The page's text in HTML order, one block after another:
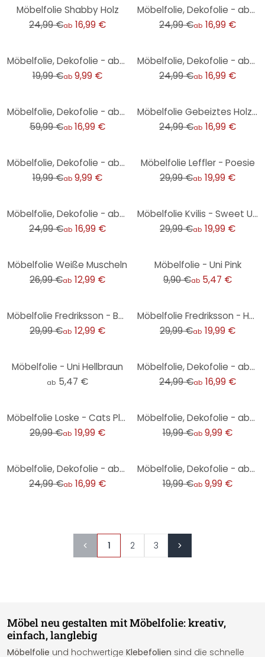
Möbelfolie Shabby Holz
24,99 €ab 16,99 €
Möbelfolie, Dekofolie - abwischbar - Gänseblümchen
24,99 €ab 16,99 €
Möbelfolie, Dekofolie - abwischbar - Marmor 03
19,99 €ab 9,99 €
Möbelfolie, Dekofolie - abwischbar - Tropfen Tribal
24,99 €ab 16,99 €
Möbelfolie, Dekofolie - abwischbar - Farbverlauf Grün
59,99 €ab 16,99 €
Möbelfolie Gebeiztes Holz Rosa
24,99 €ab 16,99 €
Möbelfolie, Dekofolie - abwischbar - Grünes Mosaik
19,99 €ab 9,99 €
Möbelfolie Leffler - Poesie
29,99 €ab 19,99 €
Möbelfolie, Dekofolie - abwischbar - Muster 01
24,99 €ab 16,99 €
Möbelfolie Kvilis - Sweet Unicorns - Eistüten
29,99 €ab 19,99 €
Möbelfolie Weiße Muscheln
26,99 €ab 12,99 €
Möbelfolie - Uni Pink
9,90 €ab 5,47 €
Möbelfolie Fredriksson - Bunte Berge
29,99 €ab 12,99 €
Möbelfolie Fredriksson - Hexagone: Blau und Gold
29,99 €ab 19,99 €
Möbelfolie - Uni Hellbraun
ab 5,47 €
Möbelfolie, Dekofolie - abwischbar - Barock Schwarz
24,99 €ab 16,99 €
Möbelfolie Loske - Cats Playground
29,99 €ab 19,99 €
Möbelfolie, Dekofolie - abwischbar - Marmor 06
19,99 €ab 9,99 €
Möbelfolie, Dekofolie - abwischbar - Kunterbunter Frühling
24,99 €ab 16,99 €
Möbelfolie, Dekofolie - abwischbar - Translucent Orange
19,99 €ab 9,99 €
1 2 3
Möbel neu gestalten mit Möbelfolie: kreativ,
einfach, langlebig
Möbelfolie und hochwertige Klebefolien sind die schnelle